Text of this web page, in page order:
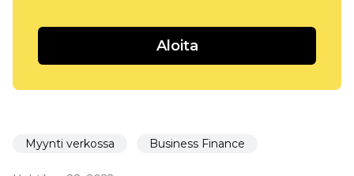
Aloita
Myynti verkossa Business Finance